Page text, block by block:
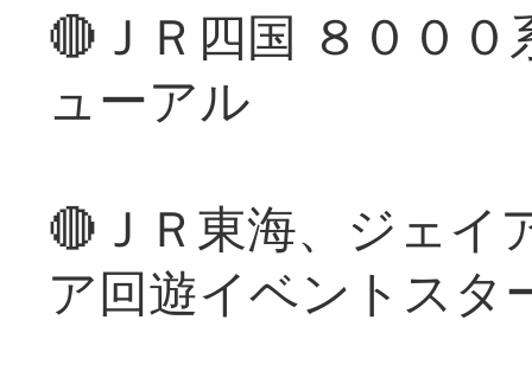
🔴ＪＲ四国 ８００
ューアル
🔴ＪＲ東海、ジェイ
ア回遊イベントスタ